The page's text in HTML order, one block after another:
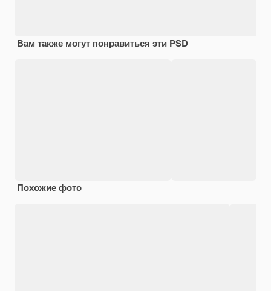
Вам также могут понравиться эти PSD
Похожие фото